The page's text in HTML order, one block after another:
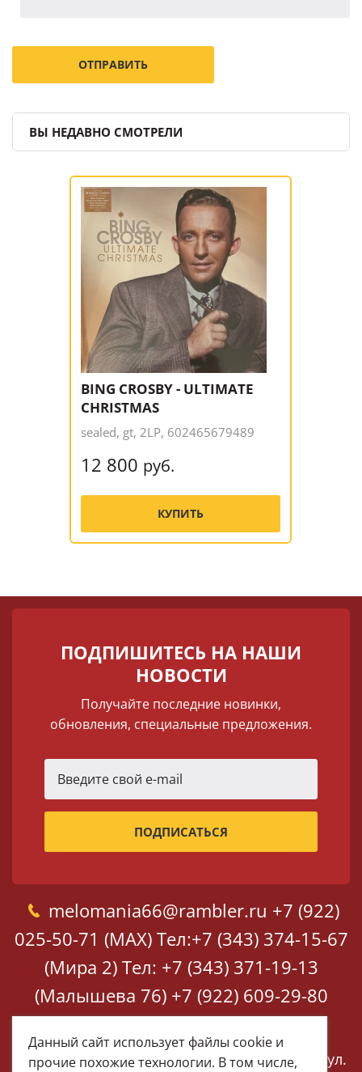
ВЫ НЕДАВНО СМОТРЕЛИ
BING CROSBY - ULTIMATE
CHRISTMAS
sealed, gt, 2LP, 602465679489
12 800 руб.
КУПИТЬ
ПОДПИШИТЕСЬ НА НАШИ
НОВОСТИ
Получайте последние новинки,
обновления, специальные предложения.
melomania66@rambler.ru +7 (922)
025-50-71 (MAX) Тел:+7 (343) 374-15-67
(Мира 2) Тел: +7 (343) 371-19-13
(Малышева 76) +7 (922) 609-29-80
(MAX)
Екатеринбург, ул. Мира 2 Екатеринбург, ул.
Данный сайт использует файлы cookie и
прочие похожие технологии. В том числе,